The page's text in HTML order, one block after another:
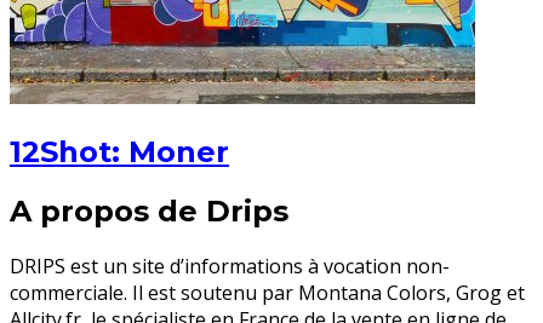
12Shot: Moner
A propos de Drips
DRIPS est un site d’informations à vocation non-
commerciale. Il est soutenu par Montana Colors, Grog et